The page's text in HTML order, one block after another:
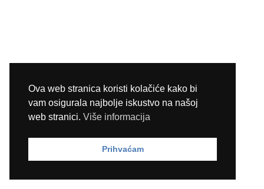
Ova web stranica koristi kolačiće kako bi
vam osigurala najbolje iskustvo na našoj
web stranici. Više informacija
Prihvaćam